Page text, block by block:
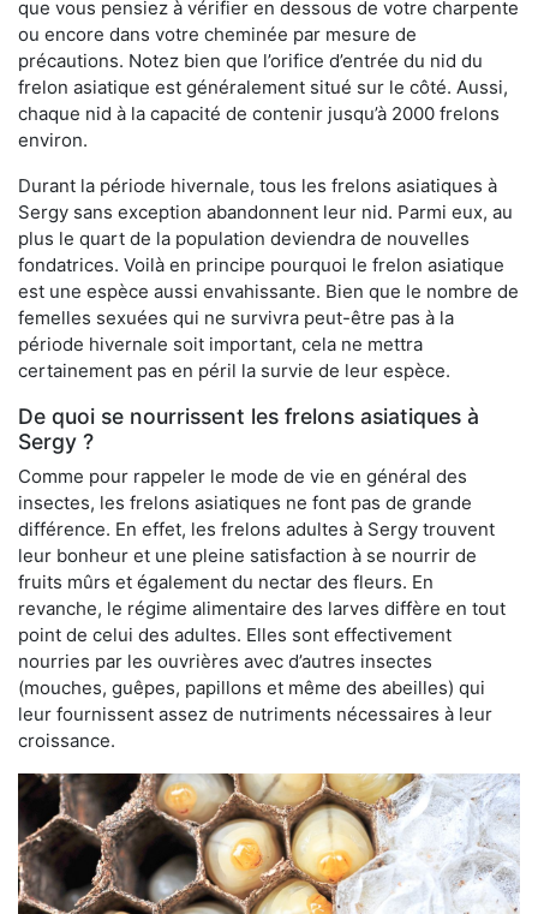
que vous pensiez à vérifier en dessous de votre charpente
ou encore dans votre cheminée par mesure de
précautions. Notez bien que l’orifice d’entrée du nid du
frelon asiatique est généralement situé sur le côté. Aussi,
chaque nid à la capacité de contenir jusqu’à 2000 frelons
environ.
Durant la période hivernale, tous les frelons asiatiques à
Sergy sans exception abandonnent leur nid. Parmi eux, au
plus le quart de la population deviendra de nouvelles
fondatrices. Voilà en principe pourquoi le frelon asiatique
est une espèce aussi envahissante. Bien que le nombre de
femelles sexuées qui ne survivra peut-être pas à la
période hivernale soit important, cela ne mettra
certainement pas en péril la survie de leur espèce.
De quoi se nourrissent les frelons asiatiques à
Sergy ?
Comme pour rappeler le mode de vie en général des
insectes, les frelons asiatiques ne font pas de grande
différence. En effet, les frelons adultes à Sergy trouvent
leur bonheur et une pleine satisfaction à se nourrir de
fruits mûrs et également du nectar des fleurs. En
revanche, le régime alimentaire des larves diffère en tout
point de celui des adultes. Elles sont effectivement
nourries par les ouvrières avec d’autres insectes
(mouches, guêpes, papillons et même des abeilles) qui
leur fournissent assez de nutriments nécessaires à leur
croissance.